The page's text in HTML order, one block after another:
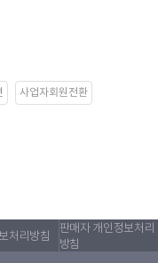
사업자회원전환
처리방침
판매자 개인정보처리
방침